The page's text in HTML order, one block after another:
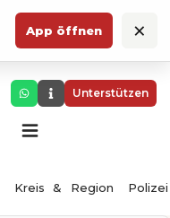
App öffnen ×
Unterstützen
Kreis & Region Polizei